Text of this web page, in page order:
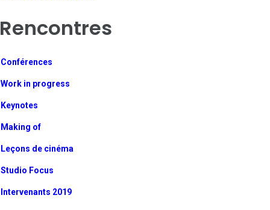
Rencontres
Conférences
Work in progress
Keynotes
Making of
Leçons de cinéma
Studio Focus
Intervenants 2019